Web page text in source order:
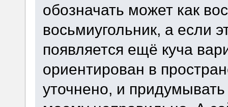
обозначать может как
восьмиугольник, а если
появляется ещё куча
ориентирован в
уточнено, и